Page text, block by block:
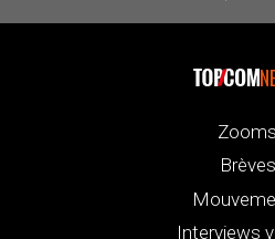
Zooms
Brèves
Interviews